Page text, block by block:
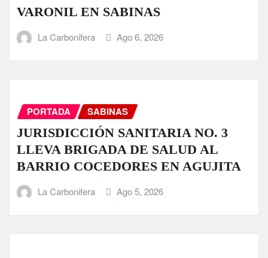
VARONIL EN SABINAS
La Carbonifera Ago 6, 2026
PORTADA SABINAS
JURISDICCIÓN SANITARIA NO. 3
LLEVA BRIGADA DE SALUD AL
BARRIO COCEDORES EN AGUJITA
La Carbonifera Ago 5, 2026